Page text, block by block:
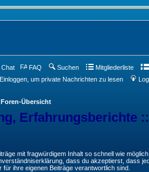
Chat FAQ Suchen Mitgliederliste
Einloggen, um private Nachrichten zu lesen
Übersicht
Erfahrungsberichte
mit fragwürdigem Inhalt so schnell wie
dass du akzeptierst, dass
ihre eigenen Beiträge verantwortlich sind.